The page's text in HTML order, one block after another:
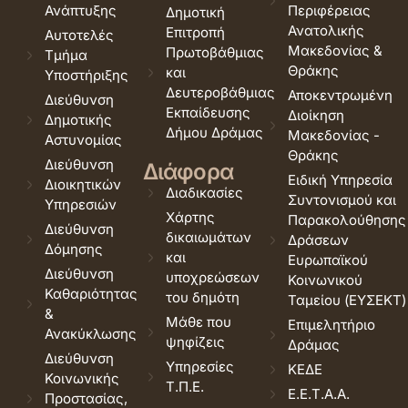
Ανάπτυξης
Αυτοτελές
Τμήμα
Υποστήριξης
Διεύθυνση
Δημοτικής
Αστυνομίας
Διεύθυνση
Διοικητικών
Υπηρεσιών
Διεύθυνση
Δόμησης
Διεύθυνση
Καθαριότητας
&
Ανακύκλωσης
Διεύθυνση
Κοινωνικής
Προστασίας,
Δημοτική
Επιτροπή
Πρωτοβάθμιας
και
Δευτεροβάθμιας
Εκπαίδευσης
Δήμου Δράμας
Διάφορα
Διαδικασίες
Χάρτης
δικαιωμάτων
και
υποχρεώσεων
του δημότη
Μάθε που
ψηφίζεις
Υπηρεσίες
Τ.Π.Ε.
Περιφέρειας
Ανατολικής
Μακεδονίας &
Θράκης
Αποκεντρωμένη
Διοίκηση
Μακεδονίας -
Θράκης
Ειδική Υπηρεσία
Συντονισμού και
Παρακολούθησης
Δράσεων
Ευρωπαϊκού
Κοινωνικού
Ταμείου (ΕΥΣΕΚΤ)
Επιμελητήριο
Δράμας
ΚΕΔΕ
Ε.Ε.Τ.Α.Α.